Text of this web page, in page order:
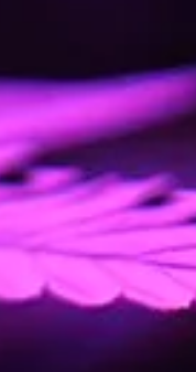
Afghan x Black
Índica Pura
CBD:
<0,5 %
THC:
Ciclo floración: